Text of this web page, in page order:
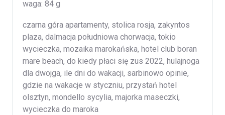
waga: 84 g
czarna góra apartamenty, stolica rosja, zakyntos
plaza, dalmacja południowa chorwacja, tokio
wycieczka, mozaika marokańska, hotel club boran
mare beach, do kiedy płaci się zus 2022, hulajnoga
dla dwojga, ile dni do wakacji, sarbinowo opinie,
gdzie na wakacje w styczniu, przystań hotel
olsztyn, mondello sycylia, majorka maseczki,
wycieczka do maroka